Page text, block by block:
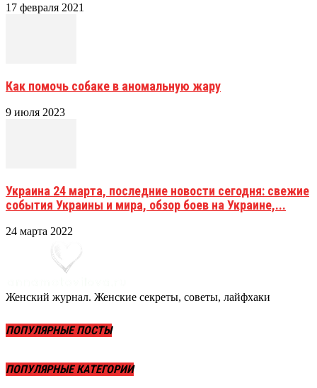
17 февраля 2021
Как помочь собаке в аномальную жару
9 июля 2023
Украина 24 марта, последние новости сегодня: свежие
события Украины и мира, обзор боев на Украине,...
24 марта 2022
Женский журнал. Женские секреты, советы, лайфхаки
ПОПУЛЯРНЫЕ ПОСТЫ
ПОПУЛЯРНЫЕ КАТЕГОРИИ